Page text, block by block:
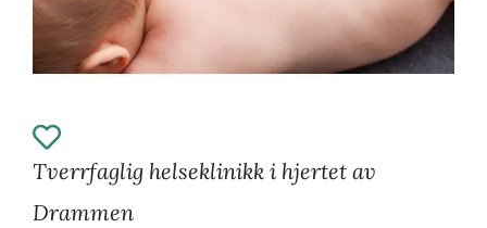
Tverrfaglig helseklinikk i hjertet av
Drammen